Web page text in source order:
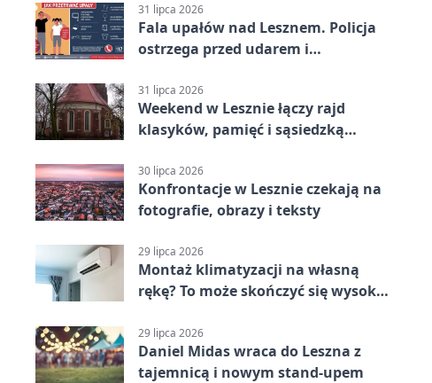
31 lipca 2026
Fala upałów nad Lesznem. Policja
ostrzega przed udarem i
31 lipca 2026
Weekend w Lesznie łączy rajd
klasyków, pamięć i sąsiedzką
30 lipca 2026
Konfrontacje w Lesznie czekają na
fotografie, obrazy i teksty
29 lipca 2026
Montaż klimatyzacji na własną
rękę? To może skończyć się wysoką
29 lipca 2026
Daniel Midas wraca do Leszna z
tajemnicą i nowym stand-upem